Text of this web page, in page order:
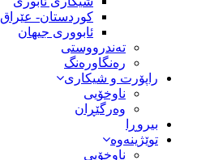
کوردستان- عێراق
ئابووری جیهان
تەندرووستی
رەنگاورەنگ
راپۆرت و شیکاری
ناوخۆیی
وەرگێڕان
بیروڕا
توێژینەوە
ناوخۆیی